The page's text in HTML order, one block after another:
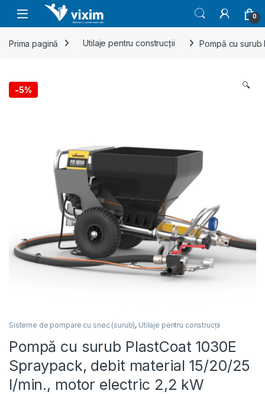
Skip to navigation
Skip to content
0
Prima pagină Utilaje pentru construcții Pompă cu surub
-5% 🔍
Sisteme de pompare cu snec (surub), Utilaje pentru construcții
Pompă cu surub PlastCoat 1030E
Spraypack, debit material 15/20/25
l/min., motor electric 2,2 kW